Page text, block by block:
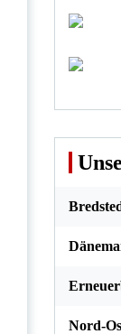
Nord-